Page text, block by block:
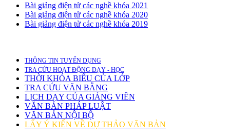
Bài giảng điện tử các nghề khóa 2021
Bài giảng điện tử các nghề khóa 2020
Bài giảng điện tử các nghề khóa 2019
THÔNG TIN TUYỂN DỤNG
TRA CỨU HOẠT ĐỘNG DẠY - HỌC
THỜI KHÓA BIỂU CỦA LỚP
TRA CỨU VĂN BẰNG
LỊCH DẠY CỦA GIẢNG VIÊN
VĂN BẢN PHÁP LUẬT
VĂN BẢN NỘI BỘ
LẤY Ý KIẾN VỀ DỰ THẢO VĂN BẢN